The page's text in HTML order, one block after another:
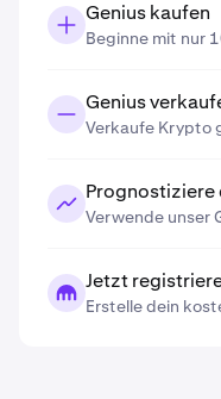
Genius kaufen
Beginne mit nur
Genius
Verkaufe Krypto
Prognostiziere
Verwende unser
Jetzt
Erstelle dein